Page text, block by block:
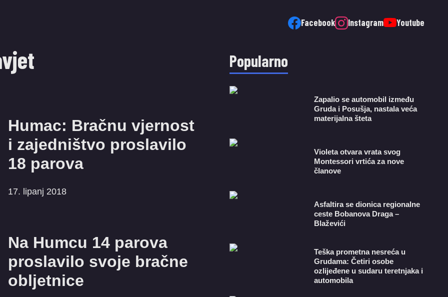
Facebook Instagram Youtube
Humac: Bračnu vjernost
i zajedništvo proslavilo
18 parova
17. lipanj 2018
Na Humcu 14 parova
proslavilo svoje bračne
obljetnice
Popularno
Zapalio se automobil između
Gruda i Posušja, nastala veća
materijalna šteta
Violeta otvara vrata svog
Montessori vrtića za nove
članove
Asfaltira se dionica regionalne
ceste Bobanova Draga –
Blaževići
Teška prometna nesreća u
Grudama: Četiri osobe
ozlijeđene u sudaru teretnjaka i
automobila